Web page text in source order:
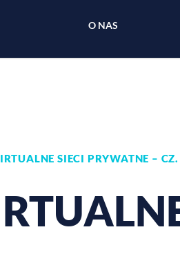
O NAS
SIECI PRYWATNE – CZ.